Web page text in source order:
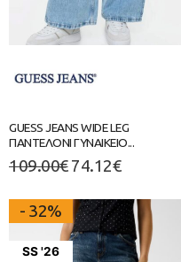
GUESS JEANS WIDE LEG
ΠΑΝΤΕΛΟΝΙ ΓΥΝΑΙΚΕΙΟ...
109.00€ 74.12€
SS '26
- 32%